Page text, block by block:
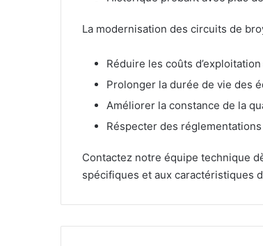
La modernisation des circuits de
Réduire les coûts d’exploitation
Prolonger la durée de vie des
Améliorer la constance de la
Réspecter des
Contactez notre équipe technique
spécifiques et aux caractéristiques